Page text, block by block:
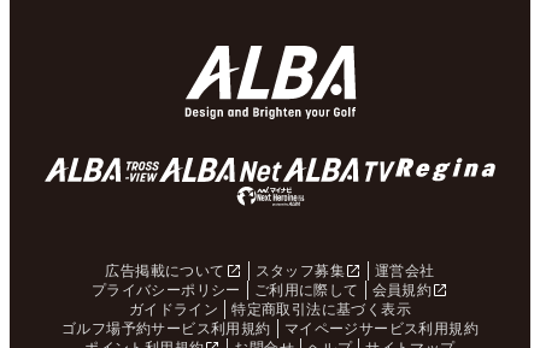
広告掲載について スタッフ募集
運営会社
プライバシーポリシー
ご利用に際して
会員規約
ガイドライン
特定商取引法に基づく表示
ゴルフ場予約サービス利用規約
マイページサービス利用規約